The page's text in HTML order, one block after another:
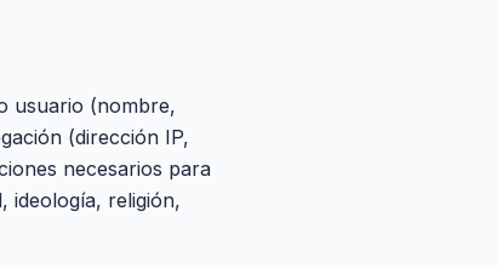
usuario (nombre,
(dirección IP,
necesarios para
ideología, religión,